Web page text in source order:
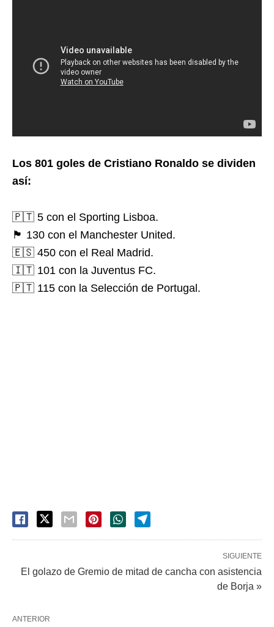
Los 801 goles de Cristiano Ronaldo se dividen
así:
🇵🇹 5 con el Sporting Lisboa.
🏴󠁧󠁢󠁥󠁮󠁧󠁿 130 con el Manchester United.
🇪🇸 450 con el Real Madrid.
🇮🇹 101 con la Juventus FC.
🇵🇹 115 con la Selección de Portugal.
SIGUIENTE
El golazo de Gremio de mitad de cancha con asistencia
de Borja »
ANTERIOR